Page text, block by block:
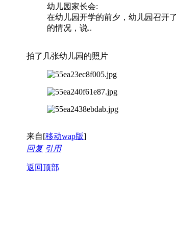
幼儿园家长会:
在幼儿园开学的前夕，幼儿园召开
的情况，说..
拍了几张幼儿园的照片
来自[移动wap版]
回复 引用
返回顶部